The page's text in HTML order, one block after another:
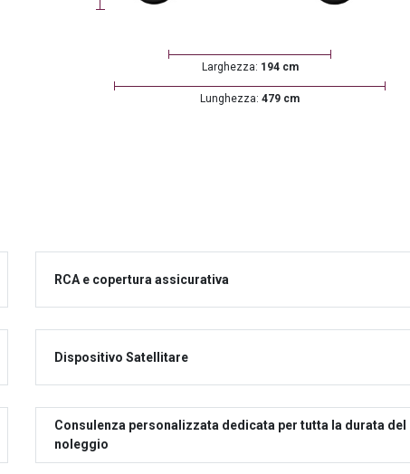
Larghezza: 194 cm
Lunghezza: 479 cm
RCA e copertura assicurativa
Dispositivo Satellitare
Consulenza personalizzata dedicata per tutta la durata del
noleggio